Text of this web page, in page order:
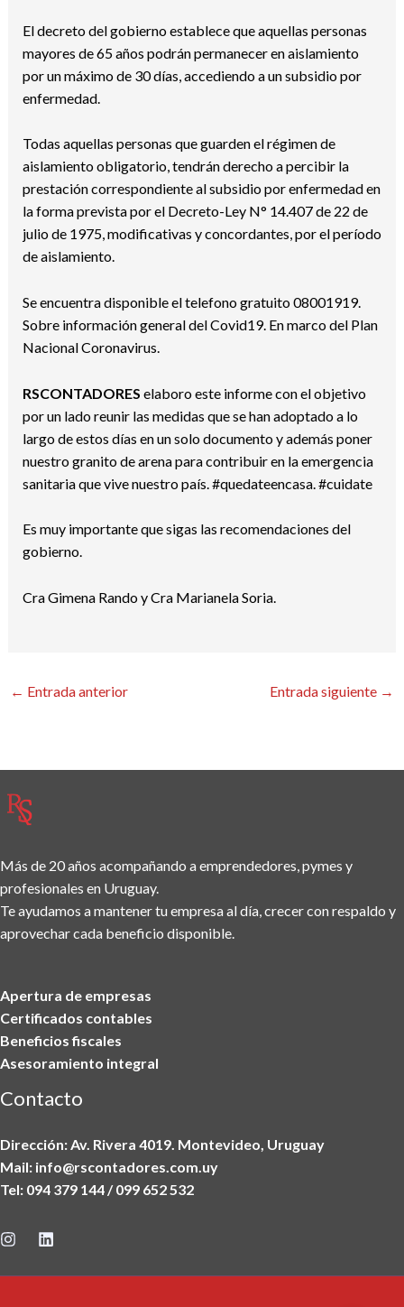
El decreto del gobierno establece que aquellas personas
mayores de 65 años podrán permanecer en aislamiento
por un máximo de 30 días, accediendo a un subsidio por
enfermedad.
Todas aquellas personas que guarden el régimen de
aislamiento obligatorio, tendrán derecho a percibir la
prestación correspondiente al subsidio por enfermedad en
la forma prevista por el Decreto-Ley N° 14.407 de 22 de
julio de 1975, modificativas y concordantes, por el período
de aislamiento.
Se encuentra disponible el telefono gratuito 08001919.
Sobre información general del Covid19. En marco del Plan
Nacional Coronavirus.
RSCONTADORES elaboro este informe con el objetivo
por un lado reunir las medidas que se han adoptado a lo
largo de estos días en un solo documento y además poner
nuestro granito de arena para contribuir en la emergencia
sanitaria que vive nuestro país. #quedateencasa. #cuidate
Es muy importante que sigas las recomendaciones del
gobierno.
Cra Gimena Rando y Cra Marianela Soria.
← Entrada anterior Entrada siguiente →
Más de 20 años acompañando a emprendedores, pymes y
profesionales en Uruguay.
Te ayudamos a mantener tu empresa al día, crecer con respaldo y
aprovechar cada beneficio disponible.
Apertura de empresas
Certificados contables
Beneficios fiscales
Asesoramiento integral
Contacto
Dirección: Av. Rivera 4019. Montevideo, Uruguay
Mail: info@rscontadores.com.uy
Tel: 094 379 144 / 099 652 532